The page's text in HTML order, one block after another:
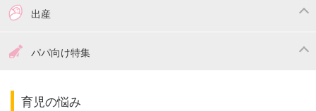
つわり
妊娠中の食事
出産
出産準備パパ向け特集
パパ向け特集
育児の悩み